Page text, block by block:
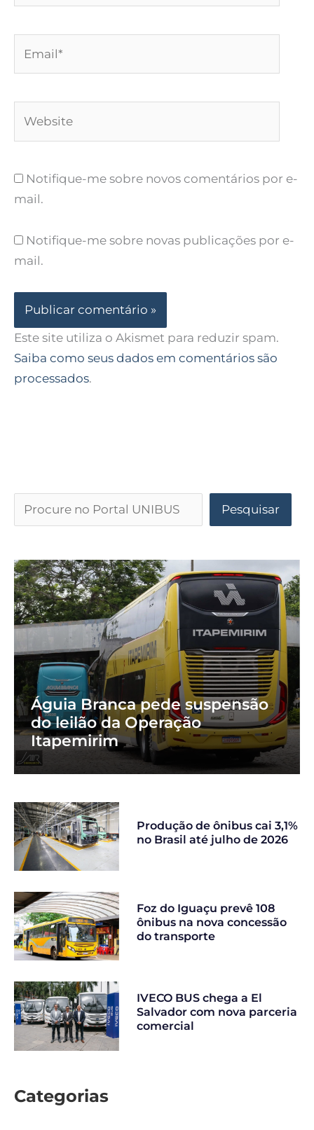
Notifique-me sobre novos comentários por e-
mail.
Notifique-me sobre novas publicações por e-
mail.
Este site utiliza o Akismet para reduzir spam.
Saiba como seus dados em comentários são
processados.
Pesquisar
Águia Branca pede suspensão
do leilão da Operação
Itapemirim
Produção de ônibus cai 3,1%
no Brasil até julho de 2026
Foz do Iguaçu prevê 108
ônibus na nova concessão
do transporte
IVECO BUS chega a El
Salvador com nova parceria
comercial
Categorias